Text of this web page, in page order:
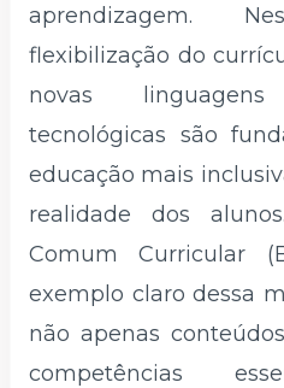
aprendizagem.
flexibilização do
novas
tecnológicas são
educação mais
realidade dos
Comum Curricular
exemplo claro dessa
não apenas
competências